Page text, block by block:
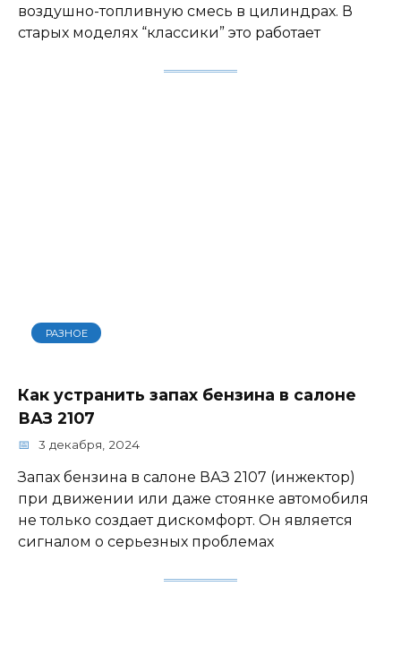
воздушно-топливную смесь в цилиндрах. В
старых моделях “классики” это работает
РАЗНОЕ
Как устранить запах бензина в салоне
ВАЗ 2107
3 декабря, 2024
Запах бензина в салоне ВАЗ 2107 (инжектор)
при движении или даже стоянке автомобиля
не только создает дискомфорт. Он является
сигналом о серьезных проблемах